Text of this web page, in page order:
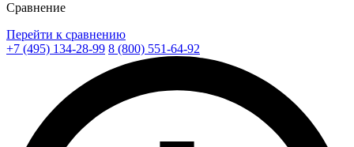
Сравнение
Перейти к сравнению
+7 (495) 134-28-99 8 (800) 551-64-92